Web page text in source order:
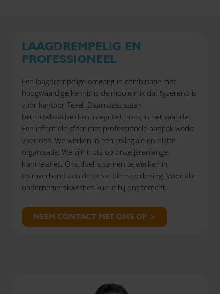
LAAGDREMPELIG EN
PROFESSIONEEL
Een laagdrempelige omgang in combinatie met
hoogwaardige kennis is de mooie mix dat typerend is
voor kantoor Texel. Daarnaast staan
betrouwbaarheid en integriteit hoog in het vaandel.
Een informele sfeer met professionele aanpak werkt
voor ons. We werken in een collegiale en platte
organisatie. We zijn trots op onze jarenlange
klantrelaties. Ons doel is samen te werken in
teamverband aan de beste dienstverlening. Voor alle
ondernemerskwesties kun je bij ons terecht.
NEEM CONTACT MET ONS OP >